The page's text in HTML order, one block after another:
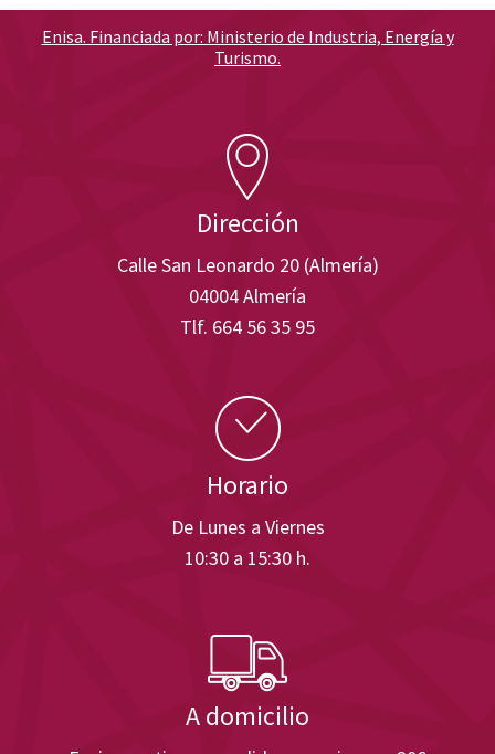
Dirección
Calle San Leonardo 20 (Almería)
04004 Almería
Tlf. 664 56 35 95
Horario
De Lunes a Viernes
10:30 a 15:30 h.
A domicilio
Enisa. Financiada por: Ministerio de Industria, Energía y
Turismo.